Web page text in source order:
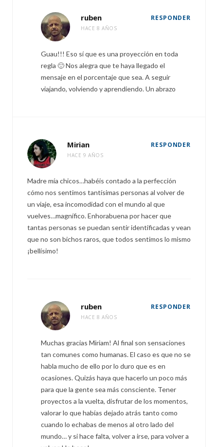
ruben
HACE 8 AÑOS
RESPONDER
Guau!!! Eso sí que es una proyección en toda
regla 🙂 Nos alegra que te haya llegado el
mensaje en el porcentaje que sea. A seguir
viajando, volviendo y aprendiendo. Un abrazo
Mirian
HACE 9 AÑOS
RESPONDER
Madre mía chicos…habéis contado a la perfección
cómo nos sentimos tantísimas personas al volver de
un viaje, esa incomodidad con el mundo al que
vuelves…magnífico. Enhorabuena por hacer que
tantas personas se puedan sentir identificadas y vean
que no son bichos raros, que todos sentimos lo mismo
¡bellísimo!
ruben
HACE 8 AÑOS
RESPONDER
Muchas gracias Miriam! Al final son sensaciones
tan comunes como humanas. El caso es que no se
habla mucho de ello por lo duro que es en
ocasiones. Quizás haya que hacerlo un poco más
para que la gente sea más consciente. Tener
proyectos a la vuelta, disfrutar de los momentos,
valorar lo que habías dejado atrás tanto como
cuando lo echabas de menos al otro lado del
mundo… y si hace falta, volver a irse, para volver a